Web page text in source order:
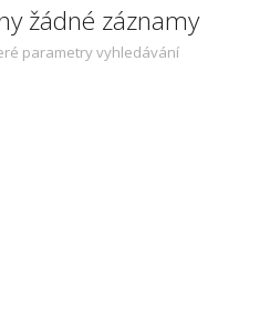
žádné záznamy
parametry vyhledávání